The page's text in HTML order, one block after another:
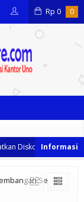
Rp 0 0
Diskon 35% dari
Selatan